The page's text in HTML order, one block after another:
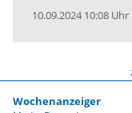
10.09.2024 10:08 Uhr
Wochenanzeiger